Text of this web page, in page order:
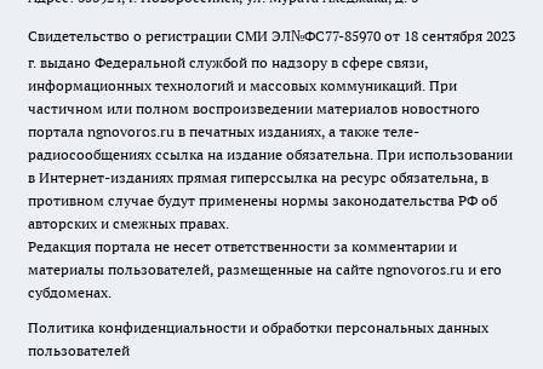
Свидетельство о регистрации СМИ ЭЛ№ФС77-85970 от 18 сентября 2023
г. выдано Федеральной службой по надзору в сфере связи,
информационных технологий и массовых коммуникаций. При
частичном или полном воспроизведении материалов новостного
портала ngnovoros.ru в печатных изданиях, а также теле-
радиосообщениях ссылка на издание обязательна. При использовании
в Интернет-изданиях прямая гиперссылка на ресурс обязательна, в
противном случае будут применены нормы законодательства РФ об
авторских и смежных правах.
Редакция портала не несет ответственности за комментарии и
материалы пользователей, размещенные на сайте ngnovoros.ru и его
субдоменах.
Политика конфиденциальности и обработки персональных данных
пользователей